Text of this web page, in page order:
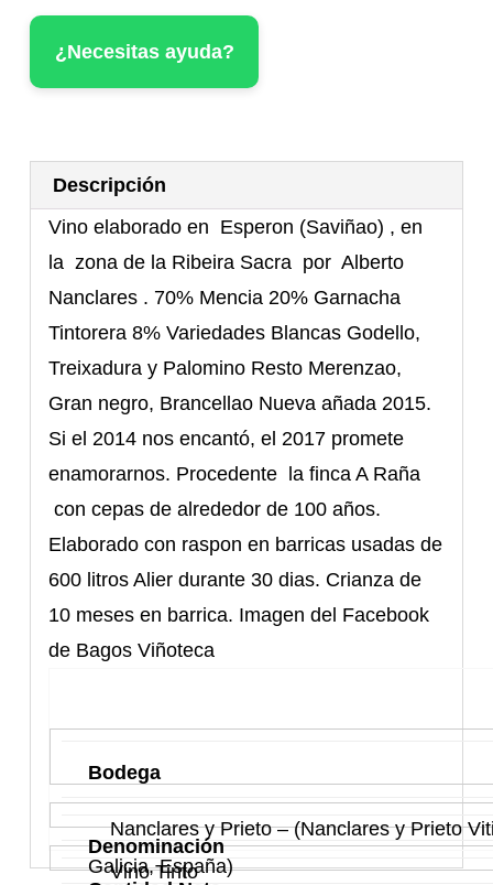
2017
cantidad
¿Necesitas ayuda?
Descripción
Vino elaborado en Esperon (Saviñao) , en
la zona de la Ribeira Sacra por Alberto
Nanclares . 70% Mencia 20% Garnacha
Tintorera 8% Variedades Blancas Godello,
Treixadura y Palomino Resto Merenzao,
Gran negro, Brancellao Nueva añada 2015.
Si el 2014 nos encantó, el 2017 promete
enamorarnos. Procedente la finca A Raña
con cepas de alrededor de 100 años.
Elaborado con raspon en barricas usadas de
600 litros Alier durante 30 dias. Crianza de
10 meses en barrica. Imagen del Facebook
de Bagos Viñoteca
Bodega
Nanclares y Prieto – (Nanclares y Prieto
Galicia, España)
Denominación
Vino Tinto